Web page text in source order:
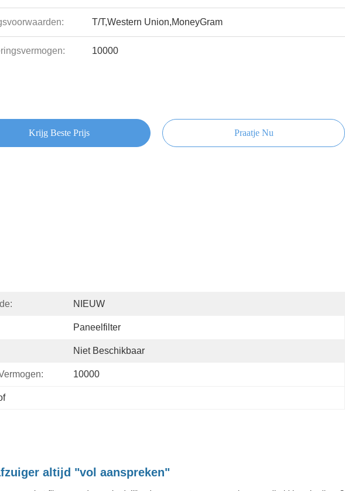
T/T,Western Union,MoneyGram
10000
Krijg Beste Prijs Praatje Nu
NIEUW
Paneelfilter
Niet Beschikbaar
10000
altijd "vol aanspreken"